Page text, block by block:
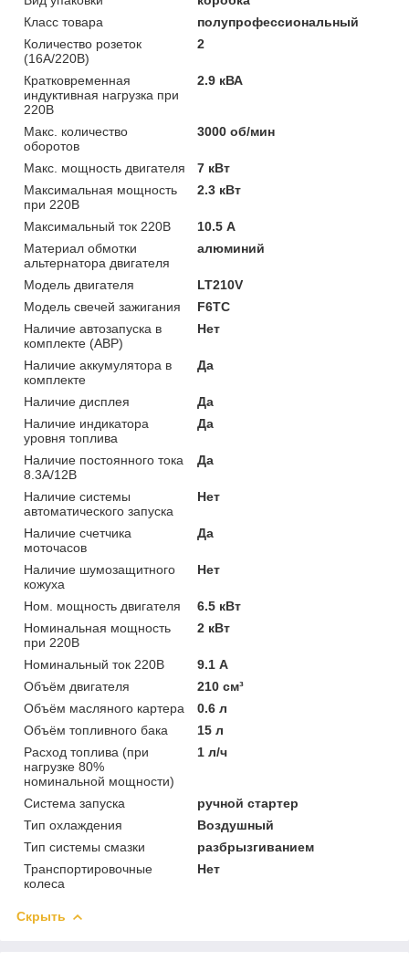
Класс товара
полупрофессиональный
Количество розеток
(16А/220В)
2
Кратковременная
индуктивная нагрузка при
220В
2.9 кВА
Макс. количество
оборотов
3000 об/мин
Макс. мощность двигателя
7 кВт
Максимальная мощность
при 220В
2.3 кВт
Максимальный ток 220В
10.5 А
Материал обмотки
альтернатора двигателя
алюминий
Модель двигателя
LT210V
Модель свечей зажигания
F6TC
Наличие автозапуска в
комплекте (АВР)
Нет
Наличие аккумулятора в
комплекте
Да
Наличие дисплея
Да
Наличие индикатора
уровня топлива
Да
Наличие постоянного тока
8.3А/12В
Да
Наличие системы
автоматического запуска
Нет
Наличие счетчика
моточасов
Да
Наличие шумозащитного
кожуха
Нет
Ном. мощность двигателя
6.5 кВт
Номинальная мощность
при 220В
2 кВт
Номинальный ток 220В
9.1 А
Объём двигателя
210 см³
Объём масляного картера
0.6 л
Объём топливного бака
15 л
Расход топлива (при
нагрузке 80%
номинальной мощности)
1 л/ч
Система запуска
ручной стартер
Тип охлаждения
Воздушный
Тип системы смазки
разбрызгиванием
Транспортировочные
колеса
Нет
Скрыть